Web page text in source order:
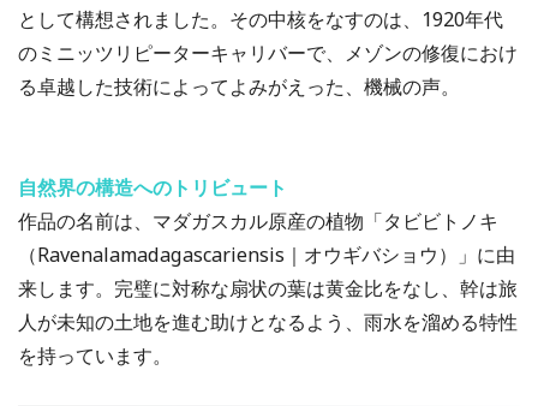
として構想されました。その中核をなすのは、1920年代
のミニッツリピーターキャリバーで、メゾンの修復におけ
る卓越した技術によってよみがえった、機械の声。
自然界の構造へのトリビュート
作品の名前は、マダガスカル原産の植物「タビビトノキ
（Ravenalamadagascariensis｜オウギバショウ）」に由
来します。完璧に対称な扇状の葉は黄金比をなし、幹は旅
人が未知の土地を進む助けとなるよう、雨水を溜める特性
を持っています。